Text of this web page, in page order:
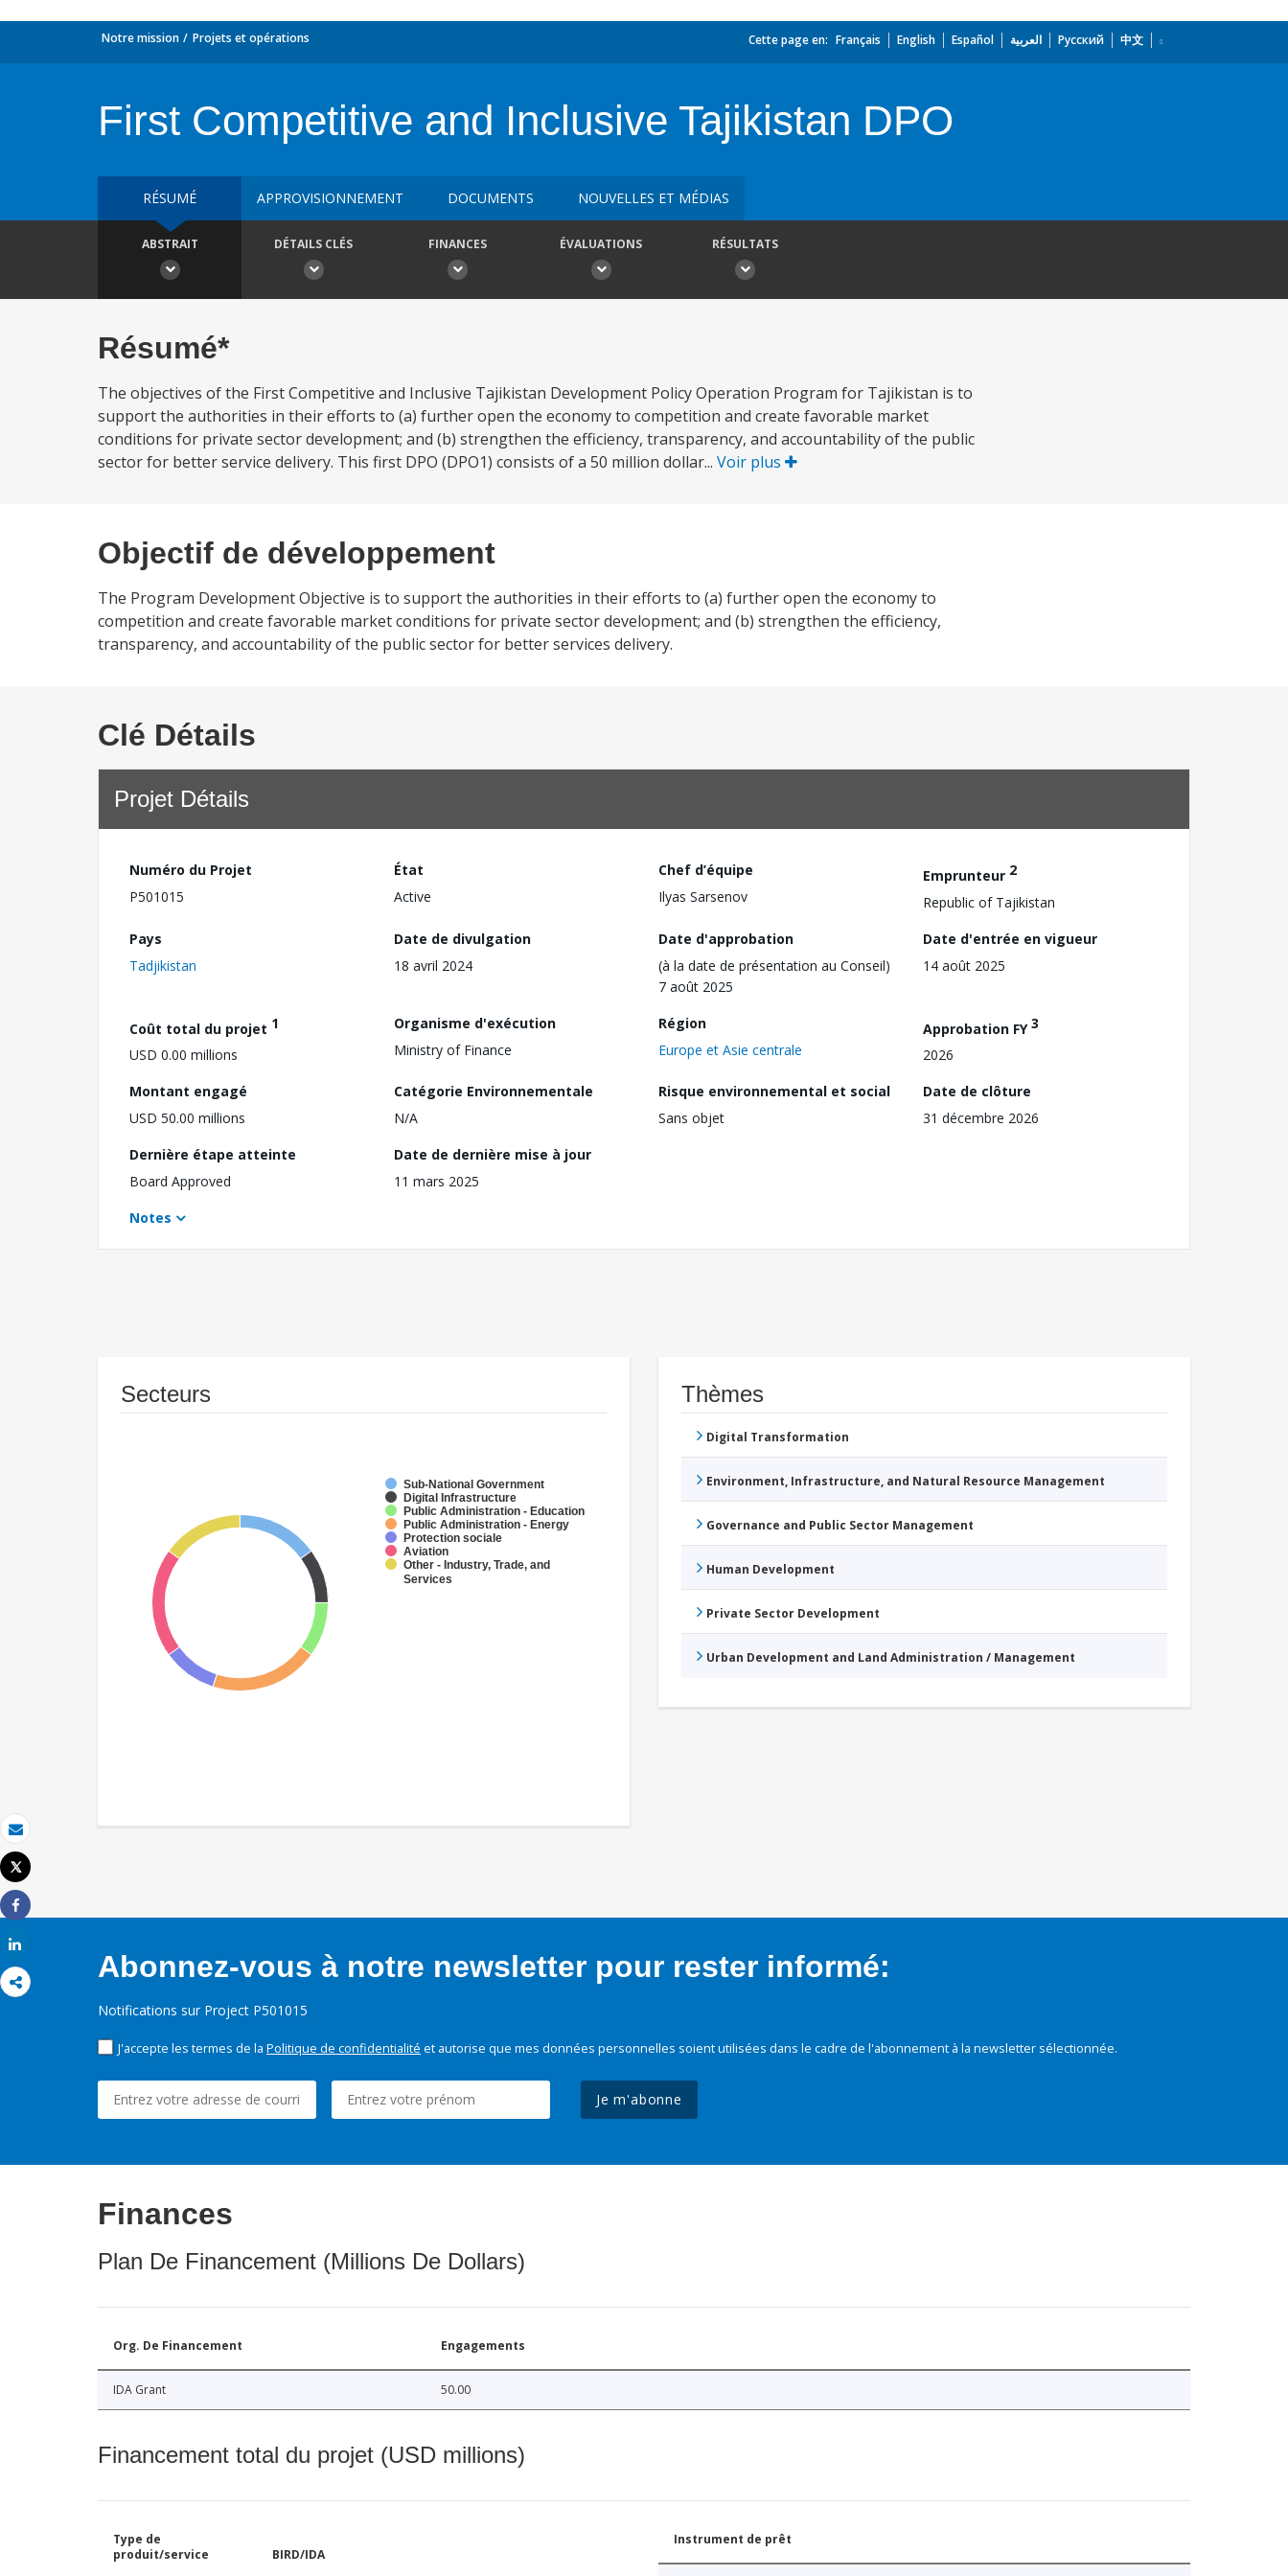
Email
Imprimer
Tweet
Share
Notre mission Projets et opérations Cette page en: Français English Español العربية Русский 中文
First Competitive and Inclusive Tajikistan DPO
RÉSUMÉ APPROVISIONNEMENT DOCUMENTS NOUVELLES ET MÉDIAS
ABSTRAIT DÉTAILS CLÉS FINANCES ÉVALUATIONS RÉSULTATS
Résumé*
The objectives of the First Competitive and Inclusive Tajikistan Development Policy Operation Program for Tajikistan is to
support the authorities in their efforts to (a) further open the economy to competition and create favorable market
conditions for private sector development; and (b) strengthen the efficiency, transparency, and accountability of the public
sector for better service delivery. This first DPO (DPO1) consists of a 50 million dollar... Voir plus
Objectif de développement
The Program Development Objective is to support the authorities in their efforts to (a) further open the economy to
competition and create favorable market conditions for private sector development; and (b) strengthen the efficiency,
transparency, and accountability of the public sector for better services delivery.
Clé Détails
Projet Détails
Numéro du Projet
P501015
État
Active
Chef d’équipe
Ilyas Sarsenov
Emprunteur 2
Republic of Tajikistan
Pays
Tadjikistan
Date de divulgation
18 avril 2024
Date d'approbation
(à la date de présentation au Conseil)
7 août 2025
Date d'entrée en vigueur
14 août 2025
Coût total du projet 1
USD 0.00 millions
Organisme d'exécution
Ministry of Finance
Région
Europe et Asie centrale
Approbation FY3
2026
Montant engagé
USD 50.00 millions
Catégorie Environnementale
N/A
Risque environnemental et social
Sans objet
Date de clôture
31 décembre 2026
Dernière étape atteinte
Board Approved
Date de dernière mise à jour
11 mars 2025
Notes
Secteurs
Sub-National Government
Digital Infrastructure
Public Administration - Education
Public Administration - Energy
Protection sociale
Aviation
Other - Industry, Trade, and
Services
Thèmes
Digital Transformation
Environment, Infrastructure, and Natural Resource Management
Governance and Public Sector Management
Human Development
Private Sector Development
Urban Development and Land Administration / Management
Abonnez-vous à notre newsletter pour rester informé:
Notifications sur Project P501015
J'accepte les termes de la Politique de confidentialité et autorise que mes données personnelles soient utilisées dans le cadre de l'abonnement à la newsletter sélectionnée.
Je m'abonne
Finances
Plan De Financement (Millions De Dollars)
Org. De Financement Engagements
IDA Grant 50.00
Financement total du projet (USD millions)
Type de
produit/service
BIRD/IDA
Instrument de prêt